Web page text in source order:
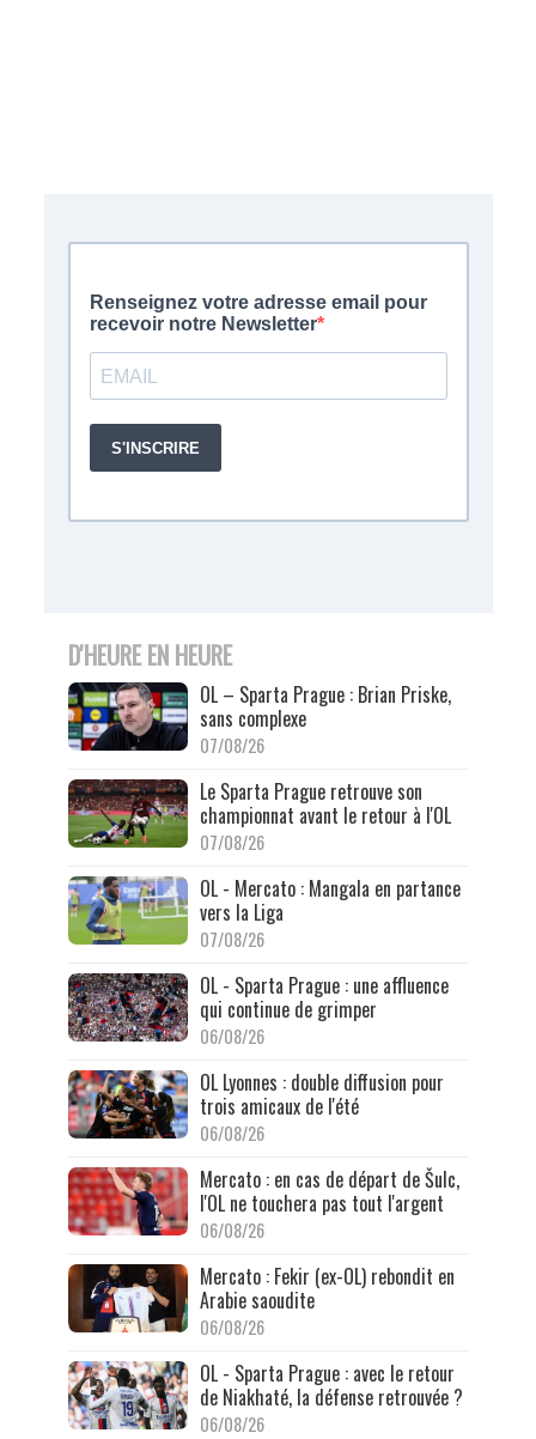
D'HEURE EN HEURE
OL – Sparta Prague : Brian Priske,
sans complexe
07/08/26
Le Sparta Prague retrouve son
championnat avant le retour à l'OL
07/08/26
OL - Mercato : Mangala en partance
vers la Liga
07/08/26
OL - Sparta Prague : une affluence
qui continue de grimper
06/08/26
OL Lyonnes : double diffusion pour
trois amicaux de l'été
06/08/26
Mercato : en cas de départ de Šulc,
l'OL ne touchera pas tout l'argent
06/08/26
Mercato : Fekir (ex-OL) rebondit en
Arabie saoudite
06/08/26
OL - Sparta Prague : avec le retour
de Niakhaté, la défense retrouvée ?
06/08/26